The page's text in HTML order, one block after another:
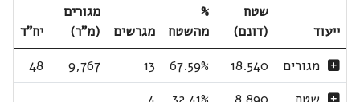
ייעוד
שטח
(דונם)
%
מהשטח
מגרשים
מגורים
(מ"ר)
יח"ד
מגורים
18.540
67.59%
13
9,767
48